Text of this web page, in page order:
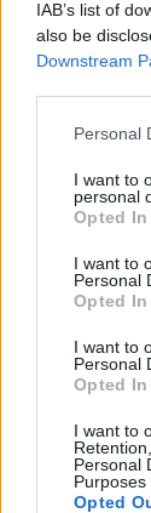
IAB’s list of
also be
Downstream
Personal
I want to
personal
Opted In
I want to
Personal
Opted In
I want to
Personal
Opted In
I want to
Personal
Purposes
Opted
PNCR
Partidul
FAR
România
Altul